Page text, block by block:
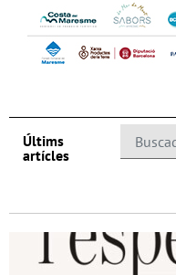
Últims
artícles